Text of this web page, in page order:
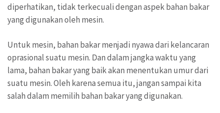
diperhatikan, tidak terkecuali dengan aspek bahan bakar
yang digunakan oleh mesin.
Untuk mesin, bahan bakar menjadi nyawa dari kelancaran
oprasional suatu mesin. Dan dalam jangka waktu yang
lama, bahan bakar yang baik akan menentukan umur dari
suatu mesin. Oleh karena semua itu, jangan sampai kita
salah dalam memilih bahan bakar yang digunakan.